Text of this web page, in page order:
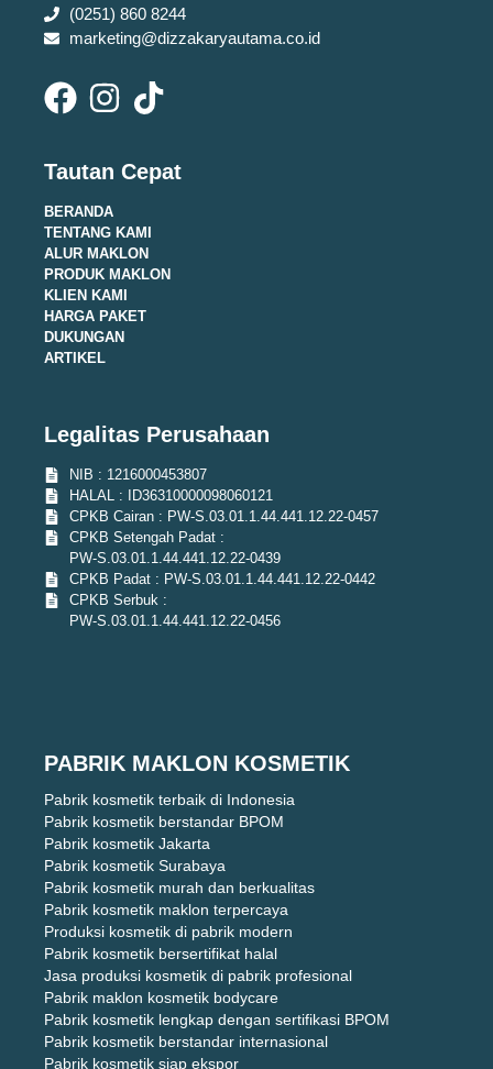
(0251) 860 8244
marketing@dizzakaryautama.co.id
Tautan Cepat
BERANDA
TENTANG KAMI
ALUR MAKLON
PRODUK MAKLON
KLIEN KAMI
HARGA PAKET
DUKUNGAN
ARTIKEL
Legalitas Perusahaan
NIB : 1216000453807
HALAL : ID36310000098060121
CPKB Cairan : PW-S.03.01.1.44.441.12.22-0457
CPKB Setengah Padat :
PW-S.03.01.1.44.441.12.22-0439
CPKB Padat : PW-S.03.01.1.44.441.12.22-0442
CPKB Serbuk :
PW-S.03.01.1.44.441.12.22-0456
PABRIK MAKLON KOSMETIK
Pabrik kosmetik terbaik di Indonesia
Pabrik kosmetik berstandar BPOM
Pabrik kosmetik Jakarta
Pabrik kosmetik Surabaya
Pabrik kosmetik murah dan berkualitas
Pabrik kosmetik maklon terpercaya
Produksi kosmetik di pabrik modern
Pabrik kosmetik bersertifikat halal
Jasa produksi kosmetik di pabrik profesional
Pabrik maklon kosmetik bodycare
Pabrik kosmetik lengkap dengan sertifikasi BPOM
Pabrik kosmetik berstandar internasional
Pabrik kosmetik siap ekspor